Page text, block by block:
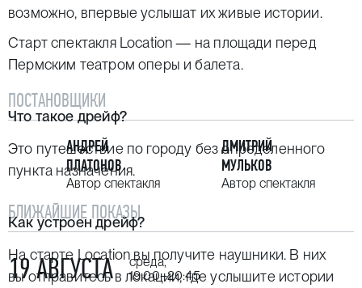
возможно, впервые услышат их живые истории.
Старт спектакля Location — на площади перед
Пермским театром оперы и балета.
Что такое дрейф?
Это путешествие по городу без определенного
пункта назначения.
Как устроен дрейф?
На старте Location вы получите наушники. В них
вы отправитесь в локации, где услышите истории
ПОСТАНОВЩИКИ
АНДРЕЙ
ПЛАТОНОВ
Автор спектакля
ДМИТРИЙ
МУЛЬКОВ
Автор спектакля
БЛИЖАЙШИЕ ПОКАЗЫ
19 АВГУСТА
среда,
19:00–20:45